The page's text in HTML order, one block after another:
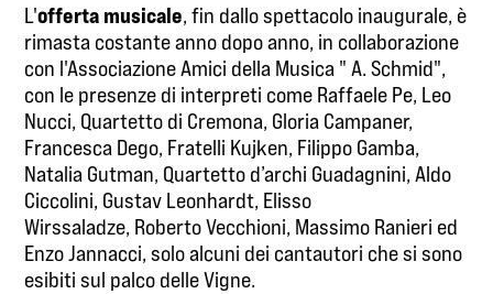
L'offerta musicale, fin dallo spettacolo inaugurale, è
rimasta costante anno dopo anno, in collaborazione
con l'Associazione Amici della Musica " A. Schmid",
con le presenze di interpreti come Raffaele Pe, Leo
Nucci, Quartetto di Cremona, Gloria Campaner,
Francesca Dego, Fratelli Kujken, Filippo Gamba,
Natalia Gutman, Quartetto d’archi Guadagnini, Aldo
Ciccolini, Gustav Leonhardt, Elisso
Wirssaladze, Roberto Vecchioni, Massimo Ranieri ed
Enzo Jannacci, solo alcuni dei cantautori che si sono
esibiti sul palco delle Vigne.